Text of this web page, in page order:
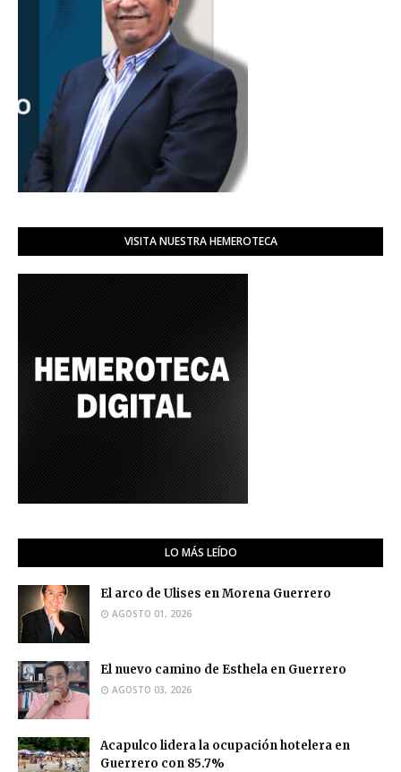
VISITA NUESTRA HEMEROTECA
LO MÁS LEÍDO
El arco de Ulises en Morena Guerrero
AGOSTO 01, 2026
El nuevo camino de Esthela en Guerrero
AGOSTO 03, 2026
Acapulco lidera la ocupación hotelera en
Guerrero con 85.7%